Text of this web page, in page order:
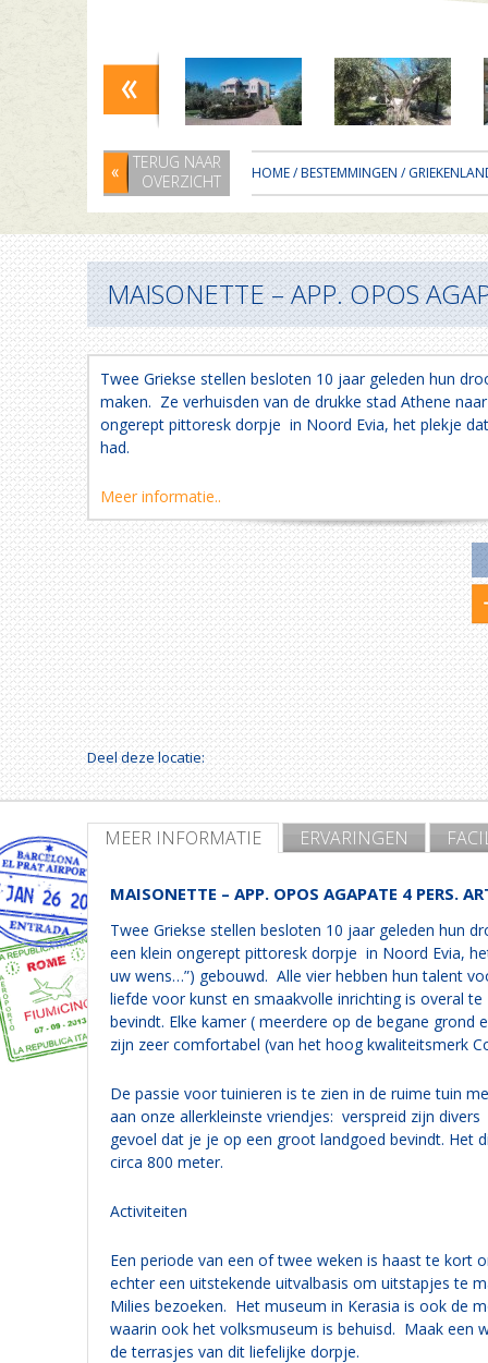
TERUG NAAR
OVERZICHT
HOME/BESTEMMINGEN /
MAISONETTE – APP. OPOS
Twee Griekse stellen besloten 10 jaar geleden hun
maken. Ze verhuisden van de drukke stad Athene
ongerept pittoresk dorpje in Noord Evia, het plekje
had.
Meer informatie..
Deel deze locatie:
MEER INFORMATIE ERVARINGEN
MAISONETTE – APP. OPOS AGAPATE 4 PERS.
Twee Griekse stellen besloten 10 jaar geleden hun
een klein ongerept pittoresk dorpje in Noord Evia,
uw wens…”) gebouwd. Alle vier hebben hun talent
liefde voor kunst en smaakvolle inrichting is overal
bevindt. Elke kamer ( meerdere op de begane
zijn zeer comfortabel (van het hoog kwaliteitsmerk
De passie voor tuinieren is te zien in de ruime tuin
aan onze allerkleinste vriendjes: verspreid zijn
gevoel dat je je op een groot landgoed bevindt. Het
circa 800 meter.
Activiteiten
Een periode van een of twee weken is haast te kort
echter een uitstekende uitvalbasis om uitstapjes te
Milies bezoeken. Het museum in Kerasia is ook de
waarin ook het volksmuseum is behuisd. Maak een
de terrasjes van dit liefelijke dorpje.